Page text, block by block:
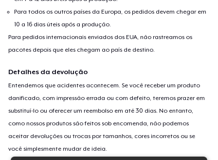
Para todos os outros países da Europa, os pedidos devem chegar em
10 a 16 dias úteis após a produção.
Para pedidos internacionais enviados dos EUA, não rastreamos os
pacotes depois que eles chegam ao país de destino.
Detalhes da devolução
Entendemos que acidentes acontecem. Se você receber um produto
danificado, com impressão errada ou com defeito, teremos prazer em
substituí-lo ou oferecer um reembolso em até 30 dias. No entanto,
como nossos produtos são feitos sob encomenda, não podemos
aceitar devoluções ou trocas por tamanhos, cores incorretos ou se
você simplesmente mudar de ideia.